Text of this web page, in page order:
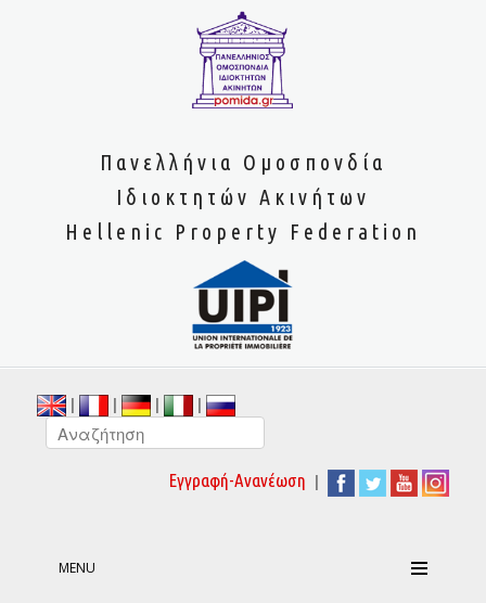
Πανελλήνια Ομοσπονδία
Ιδιοκτητών Ακινήτων
Hellenic Property Federation
| | | |
Εγγραφή-Ανανέωση |
MENU